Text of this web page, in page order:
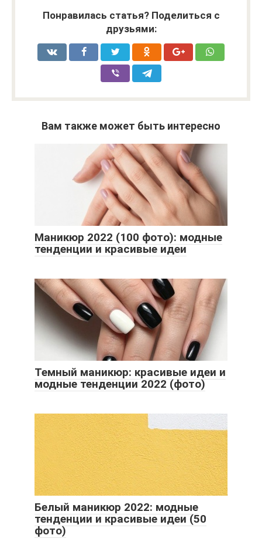
Понравилась статья? Поделиться с
друзьями:
Вам также может быть интересно
Маникюр 2022 (100 фото): модные
тенденции и красивые идеи
Темный маникюр: красивые идеи и
модные тенденции 2022 (фото)
Белый маникюр 2022: модные
тенденции и красивые идеи (50
фото)